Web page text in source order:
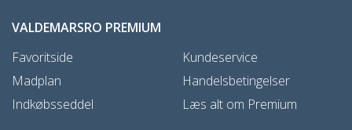
VALDEMARSRO PREMIUM
Favoritside
Madplan
Indkøbsseddel
Kundeservice
Handelsbetingelser
Læs alt om Premium